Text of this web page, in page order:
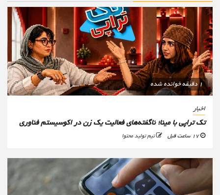
1 دقیقه خوانده شده
اخبار
تک تراپی با مینا؛ ناگفته‌های فعالیت یک زن در اکوسیستم فناوری
تیم تولید محتوا